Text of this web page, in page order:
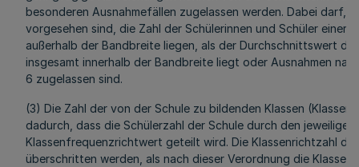
besonderen Ausnahmefällen zugelassen werden. Dabei darf,
vorgesehen sind, die Zahl der Schülerinnen und Schüler einer
außerhalb der Bandbreite liegen, als der Durchschnittswert
insgesamt innerhalb der Bandbreite liegt oder Ausnahmen
6 zugelassen sind.
(3) Die Zahl der von der Schule zu bildenden Klassen
dadurch, dass die Schülerzahl der Schule durch den jeweiligen
Klassenfrequenzrichtwert geteilt wird. Die Klassenrichtzahl
überschritten werden, als nach dieser Verordnung die